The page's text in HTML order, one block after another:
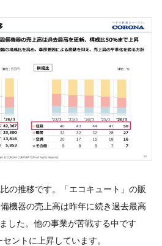
の推移です。「エコキュート」の販
機器の売上高は昨年に続き過去最高
した。他の事業が苦戦する中です
ントに上昇しています。